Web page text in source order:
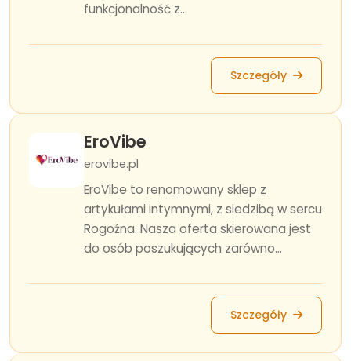
funkcjonalność z...
Szczegóły
EroVibe
erovibe.pl
EroVibe to renomowany sklep z
artykułami intymnymi, z siedzibą w sercu
Rogoźna. Nasza oferta skierowana jest
do osób poszukujących zarówno...
Szczegóły